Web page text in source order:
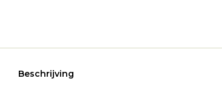
Beschrijving